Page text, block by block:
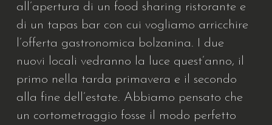
all’apertura di un food sharing ristorante e
di un tapas bar con cui vogliamo arricchire
l’offerta gastronomica bolzanina. I due
nuovi locali vedranno la luce quest’anno, il
primo nella tarda primavera e il secondo
alla fine dell’estate. Abbiamo pensato che
un cortometraggio fosse il modo perfetto